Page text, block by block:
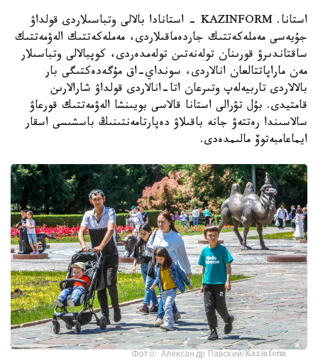
استانا. KAZINFORM - استانادا بالالى وتباسىلاردى قولداۋ
جۇيەسى مەملەكەتتىك جاردەماقىلاردى، مەملەكەتتىك الەۋمەتتىك
ساقتاندىرۋ قورىنان تولەنەتىن تولەمدەردى، كوپبالالى وتباسىلار
مەن ماراپاتتالعان انالاردى، سونداي-اق مۇگەدەكتىگى بار
بالالاردى تاربيەلەپ وتىرعان اتا-انالاردى قولداۋ شارالارىن
قامتيدى. بۇل تۋرالى استانا قالاسى بويىنشا الەۋمەتتىك قورعاۋ
سالاسىندا رەتتەۋ جانە باقىلاۋ دەپارتامەنتىنىڭ باسشىسى اسقار
ايماعامبەتوۆ مالىمدەدى.
Фото: Александр Павский/Kazinform